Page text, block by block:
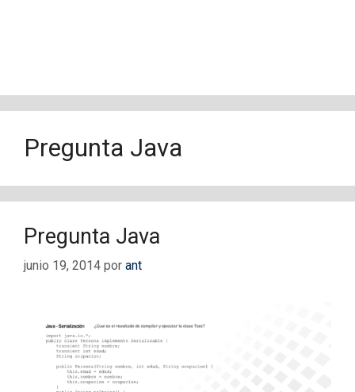
Pregunta Java
Pregunta Java
junio 19, 2014 por ant